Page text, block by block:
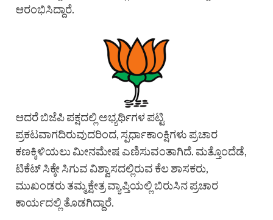
ಆರಂಭಿಸಿದ್ದಾರೆ.
ಆದರೆ ಬಿಜೆಪಿ ಪಕ್ಷದಲ್ಲಿ ಅಭ್ಯರ್ಥಿಗಳ ಪಟ್ಟಿ
ಪ್ರಕಟವಾಗದಿರುವುದರಿಂದ, ಸ್ಪರ್ಧಾಕಾಂಕ್ಷಿಗಳು ಪ್ರಚಾರ
ಕಣಕ್ಕಿಳಿಯಲು ಮೀನಮೇಷ ಎಣಿಸುವಂತಾಗಿದೆ. ಮತ್ತೊಂದೆಡೆ,
ಟಿಕೆಟ್ ಸಿಕ್ಕೇ ಸಿಗುವ ವಿಶ್ವಾಸದಲ್ಲಿರುವ ಕೆಲ ಶಾಸಕರು,
ಮುಖಂಡರು ತಮ್ಮ ಕ್ಷೇತ್ರ ವ್ಯಾಪ್ತಿಯಲ್ಲಿ ಬಿರುಸಿನ ಪ್ರಚಾರ
ಕಾರ್ಯದಲ್ಲಿ ತೊಡಗಿದ್ದಾರೆ.